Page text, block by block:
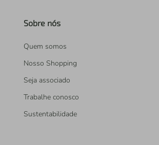
Sobre nós
Quem somos
Nosso Shopping
Seja associado
Trabalhe conosco
Sustentabilidade